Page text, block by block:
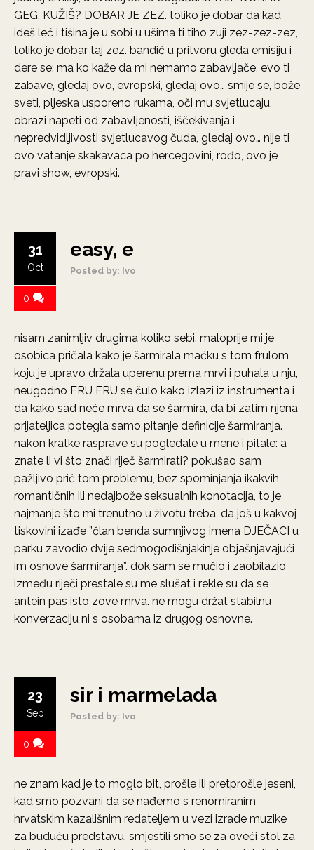
GEG, KUŽIŠ? DOBAR JE ZEZ. toliko je dobar da kad
ideš leć i tišina je u sobi u ušima ti tiho zuji zez-zez-zez,
toliko je dobar taj zez. bandić u pritvoru gleda emisiju i
dere se: ma ko kaže da mi nemamo zabavljače, evo ti
zabave, gledaj ovo, evropski, gledaj ovo… smije se, bože
sveti, pljeska usporeno rukama, oči mu svjetlucaju,
obrazi napeti od zabavljenosti, iščekivanja i
nepredvidljivosti svjetlucavog čuda, gledaj ovo… nije ti
ovo vatanje skakavaca po hercegovini, rođo, ovo je
pravi show, evropski.
easy, e
Posted by: Ivo
31
Oct
0
nisam zanimljiv drugima koliko sebi. maloprije mi je
osobica pričala kako je šarmirala mačku s tom frulom
koju je upravo držala uperenu prema mrvi i puhala u nju,
neugodno FRU FRU se čulo kako izlazi iz instrumenta i
da kako sad neće mrva da se šarmira, da bi zatim njena
prijateljica potegla samo pitanje definicije šarmiranja.
nakon kratke rasprave su pogledale u mene i pitale: a
znate li vi što znači riječ šarmirati? pokušao sam
pažljivo prić tom problemu, bez spominjanja ikakvih
romantičnih ili nedajbože seksualnih konotacija, to je
najmanje što mi trenutno u životu treba, da još u kakvoj
tiskovini izađe ”član benda sumnjivog imena DJEČACI u
parku zavodio dvije sedmogodišnjakinje objašnjavajući
im osnove šarmiranja”. dok sam se mučio i zaobilazio
između riječi prestale su me slušat i rekle su da se
antein pas isto zove mrva. ne mogu držat stabilnu
konverzaciju ni s osobama iz drugog osnovne.
sir i marmelada
Posted by: Ivo
23
Sep
0
ne znam kad je to moglo bit, prošle ili pretprošle jeseni,
kad smo pozvani da se nađemo s renomiranim
hrvatskim kazališnim redateljem u vezi izrade muzike
za buduću predstavu. smjestili smo se za oveći stol za